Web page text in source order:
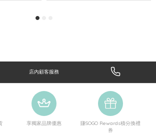
店內顧客服務
享獨家品牌優惠
賺SOGO Rewards積分換禮
券